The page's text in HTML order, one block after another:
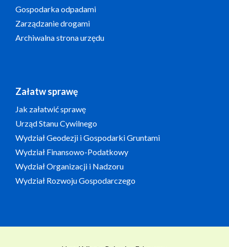
Gospodarka odpadami
Zarządzanie drogami
Archiwalna strona urzędu
Załatw sprawę
Jak załatwić sprawę
Urząd Stanu Cywilnego
Wydział Geodezji i Gospodarki Gruntami
Wydział Finansowo-Podatkowy
Wydział Organizacji i Nadzoru
Wydział Rozwoju Gospodarczego